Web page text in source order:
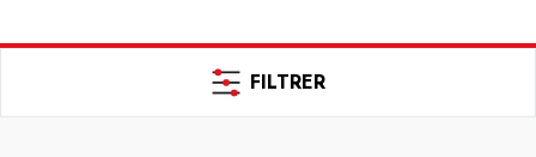
FILTRER